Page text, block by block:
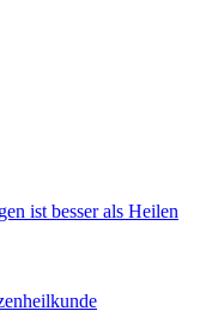
ist besser als Heilen